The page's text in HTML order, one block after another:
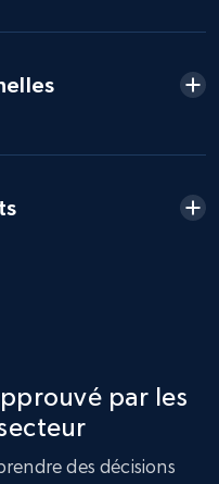
shops on eBay
category, and
Commencer
par les
des décisions